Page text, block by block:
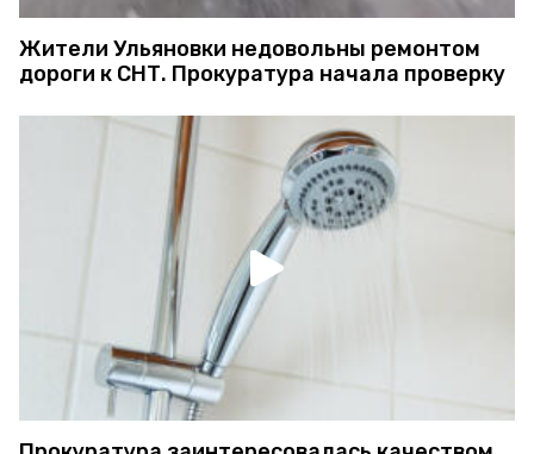
Жители Ульяновки недовольны ремонтом
дороги к СНТ. Прокуратура начала проверку